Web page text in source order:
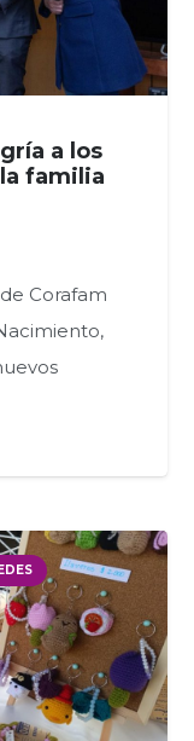
a los
familia
Corafam